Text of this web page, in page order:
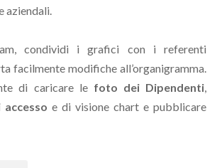
aziendali.
condividi i grafici con i referenti
facilmente modifiche all’organigramma.
di caricare le foto dei Dipendenti
e di visione chart e pubblicare